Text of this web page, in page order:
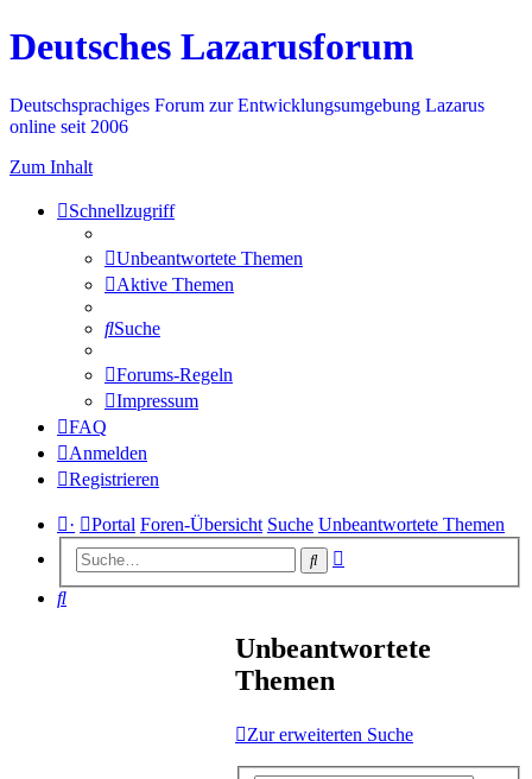
Deutsches Lazarusforum
Deutschsprachiges Forum zur Entwicklungsumgebung Lazarus
online seit 2006
Zum Inhalt
Schnellzugriff
Unbeantwortete Themen
Aktive Themen
Suche
Forums-Regeln
Impressum
FAQ
Anmelden
Registrieren
· Portal Foren-Übersicht Suche Unbeantwortete Themen
Suche
Suche
Unbeantwortete
Themen
Zur erweiterten Suche